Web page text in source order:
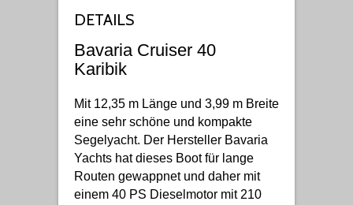
DETAILS
Bavaria Cruiser 40
Karibik
Mit 12,35 m Länge und 3,99 m Breite
eine sehr schöne und kompakte
Segelyacht. Der Hersteller Bavaria
Yachts hat dieses Boot für lange
Routen gewappnet und daher mit
einem 40 PS Dieselmotor mit 210